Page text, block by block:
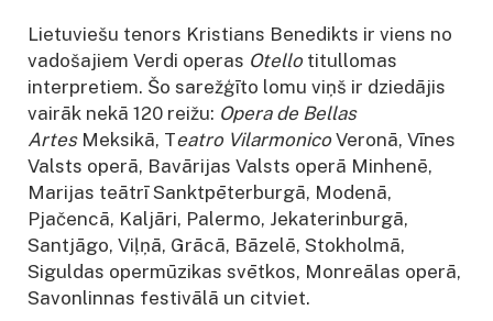
Lietuviešu tenors Kristians Benedikts ir viens no
vadošajiem Verdi operas Otello titullomas
interpretiem. Šo sarežģīto lomu viņš ir dziedājis
vairāk nekā 120 reižu: Opera de Bellas
ArtesMeksikā, Teatro Vilarmonico Veronā, Vīnes
Valsts operā, Bavārijas Valsts operā Minhenē,
Marijas teātrī Sanktpēterburgā, Modenā,
Pjačencā, Kaljāri, Palermo, Jekaterinburgā,
Santjāgo, Viļņā, Grācā, Bāzelē, Stokholmā,
Siguldas opermūzikas svētkos, Monreālas operā,
Savonlinnas festivālā un citviet.